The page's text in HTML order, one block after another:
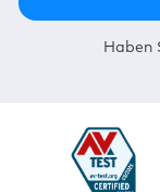
Haben